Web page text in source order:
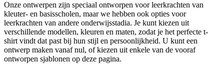
Onze ontwerpen zijn speciaal ontworpen voor leerkrachten van
kleuter- en basisscholen, maar we hebben ook opties voor
leerkrachten van andere onderwijsstadia. Je kunt kiezen uit
verschillende modellen, kleuren en maten, zodat je het perfecte t-
shirt vindt dat past bij hun stijl en persoonlijkheid. U kunt een
ontwerp maken vanaf nul, of kiezen uit enkele van de vooraf
ontworpen sjablonen op deze pagina.